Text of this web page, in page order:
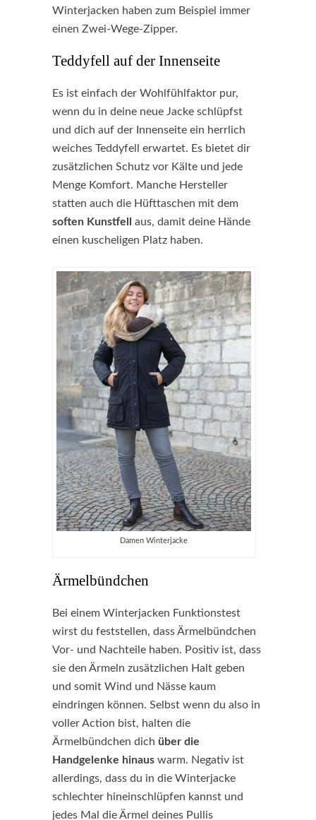
Winterjacken haben zum Beispiel immer
einen Zwei-Wege-Zipper.
Teddyfell auf der Innenseite
Es ist einfach der Wohlfühlfaktor pur,
wenn du in deine neue Jacke schlüpfst
und dich auf der Innenseite ein herrlich
weiches Teddyfell erwartet. Es bietet dir
zusätzlichen Schutz vor Kälte und jede
Menge Komfort. Manche Hersteller
statten auch die Hüfttaschen mit dem
soften Kunstfell
aus, damit deine Hände
einen kuscheligen Platz haben.
Damen Winterjacke
Ärmelbündchen
Bei einem Winterjacken Funktionstest
wirst du feststellen, dass Ärmelbündchen
Vor- und Nachteile haben. Positiv ist, dass
sie den Ärmeln zusätzlichen Halt geben
und somit Wind und Nässe kaum
eindringen können. Selbst wenn du also in
voller Action bist, halten die
Ärmelbündchen dich über die
Handgelenke hinaus warm. Negativ ist
allerdings, dass du in die Winterjacke
schlechter hineinschlüpfen kannst und
jedes Mal die Ärmel deines Pullis